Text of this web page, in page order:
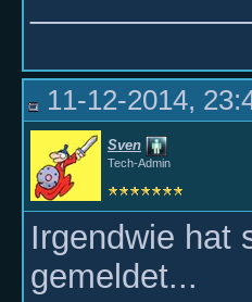
11-12-2014,
Sven
Tech-Admin
Irgendwie hat
gemeldet...